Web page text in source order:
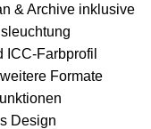
& Archive inklusive
ICC-Farbprofil
Formate
Design